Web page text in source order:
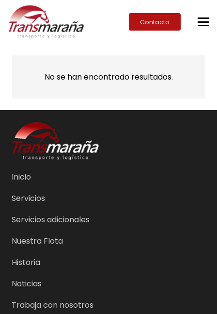
Contacto
No se han encontrado resultados.
Inicio
Servicios
Servicios adicionales
Nuestra Flota
Historia
Noticias
Trabaja con nosotros